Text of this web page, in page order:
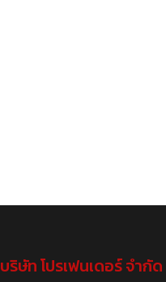
บริษัท โปรเฟนเดอร์ จำกัด